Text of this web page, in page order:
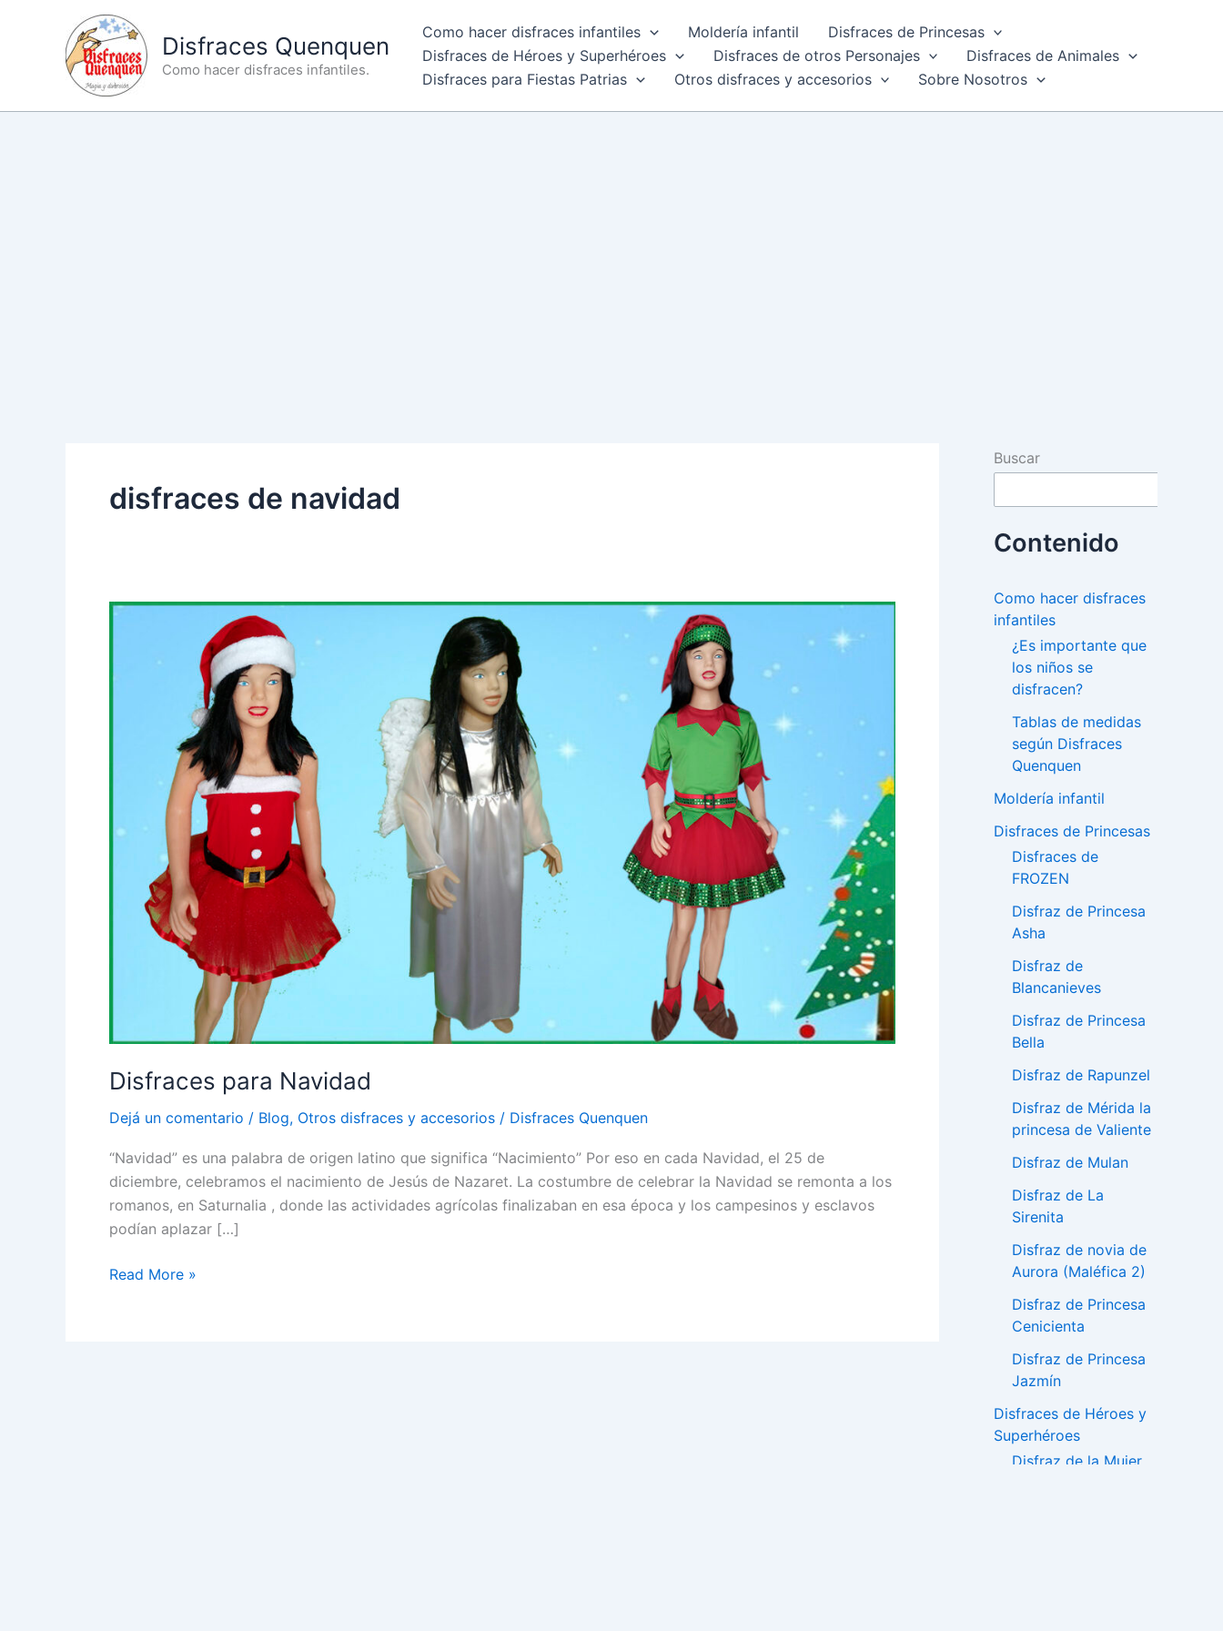
contenido
Disfraces Quenquen
Como hacer disfraces infantiles.
Como hacer disfraces infantiles Moldería infantil
Disfraces de Princesas
Disfraces de Héroes y Superhéroes
Disfraces de otros Personajes
Disfraces de Animales
Disfraces para Fiestas Patrias
Otros disfraces y accesorios Sobre Nosotros
disfraces de navidad
Disfraces para Navidad
Dejá un comentario / Blog, Otros disfraces y accesorios / Disfraces Quenquen
“Navidad” es una palabra de origen latino que significa “Nacimiento” Por eso en cada Navidad, el 25 de
diciembre, celebramos el nacimiento de Jesús de Nazaret. La costumbre de celebrar la Navidad se remonta a los
romanos, en Saturnalia , donde las actividades agrícolas finalizaban en esa época y los campesinos y esclavos
podían aplazar […]
Disfraces
Read More »
Buscar
Contenido
Como hacer disfraces
infantiles
¿Es importante que
los niños se
disfracen?
Tablas de medidas
según Disfraces
Quenquen
Moldería infantil
Disfraces de Princesas
Disfraces de
FROZEN
Disfraz de Princesa
Asha
Disfraz de
Blancanieves
Disfraz de Princesa
Bella
Disfraz de Rapunzel
Disfraz de Mérida la
princesa de Valiente
Disfraz de Mulan
Disfraz de La
Sirenita
Disfraz de novia de
Aurora (Maléfica 2)
Disfraz de Princesa
Cenicienta
Disfraz de Princesa
Jazmín
Disfraces de Héroes y
Superhéroes
Disfraz de la Mujer